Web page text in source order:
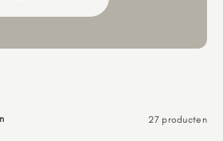
27 producten